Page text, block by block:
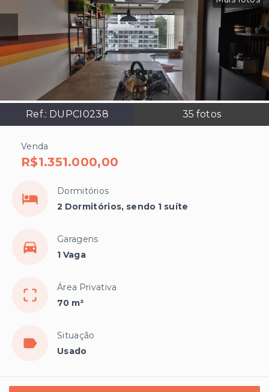
Ref.: DUPCI0238 35 fotos
Venda
R$1.351.000,00
Dormitórios
2 Dormitórios, sendo 1 suíte
Garagens
1 Vaga
Área Privativa
70 m²
Situação
Usado